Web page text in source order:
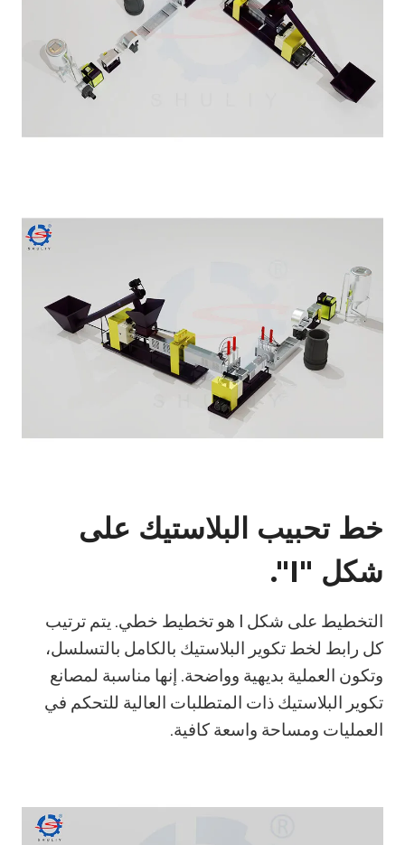
خط تحبيب البلاستيك على
شكل "I".
التخطيط على شكل I هو تخطيط خطي. يتم ترتيب
كل رابط لخط تكوير البلاستيك بالكامل بالتسلسل،
وتكون العملية بديهية وواضحة. إنها مناسبة لمصانع
تكوير البلاستيك ذات المتطلبات العالية للتحكم في
العمليات ومساحة واسعة كافية.